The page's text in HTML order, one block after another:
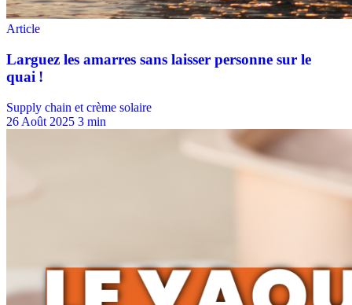
Supply chain et crème solaire
26 Août 2025 3 min